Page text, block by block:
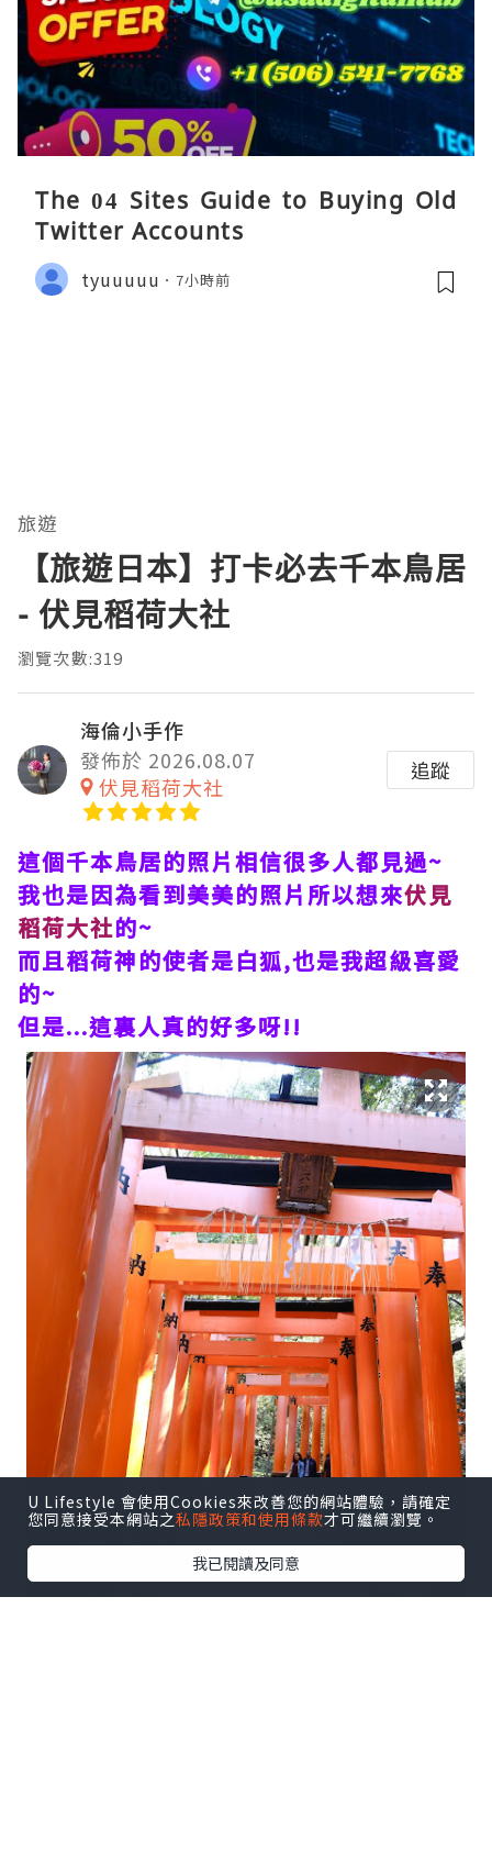
The 04 Sites Guide to Buying Old
Twitter Accounts
tyuuuuu 7小時前
旅遊
【旅遊日本】打卡必去千本鳥居
- 伏見稻荷大社
瀏覽次數:319
海倫小手作
發佈於 2026.08.07
伏見稻荷大社
追蹤
這個千本鳥居的照片相信很多人都見過~
我也是因為看到美美的照片所以想來伏見
稻荷大社的~
而且稻荷神的使者是白狐,也是我超級喜愛
的~
但是...這裏人真的好多呀!!
U Lifestyle 會使用Cookies來改善您的網站體驗，請確定
您同意接受本網站之私隱政策和使用條款才可繼續瀏覽。
我已閱讀及同意